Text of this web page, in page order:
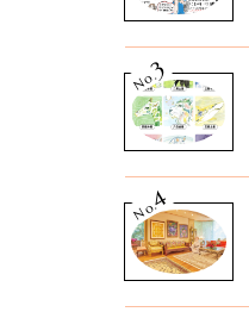
No.
3
No.
4